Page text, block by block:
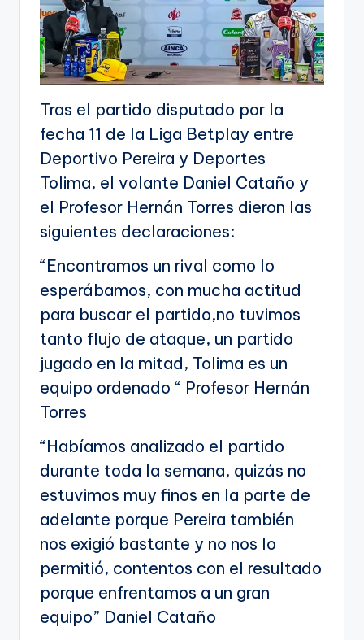
Tras el partido disputado por la
fecha 11 de la Liga Betplay entre
Deportivo Pereira y Deportes
Tolima, el volante Daniel Cataño y
el Profesor Hernán Torres dieron las
siguientes declaraciones:
“Encontramos un rival como lo
esperábamos, con mucha actitud
para buscar el partido,no tuvimos
tanto flujo de ataque, un partido
jugado en la mitad, Tolima es un
equipo ordenado “ Profesor Hernán
Torres
“Habíamos analizado el partido
durante toda la semana, quizás no
estuvimos muy finos en la parte de
adelante porque Pereira también
nos exigió bastante y no nos lo
permitió, contentos con el resultado
porque enfrentamos a un gran
equipo” Daniel Cataño